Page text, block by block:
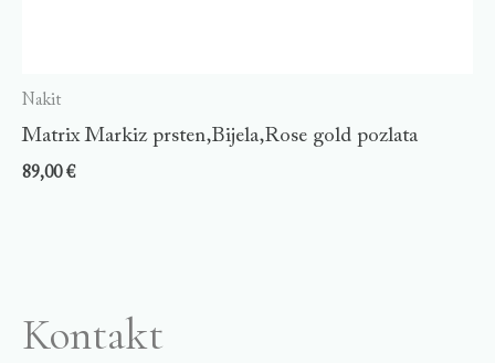
Nakit
Matrix Markiz prsten,Bijela,Rose gold pozlata
89,00€
Kontakt